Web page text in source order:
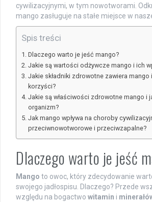
cywilizacyjnymi, w tym nowotworami.
mango zasługuje na stałe miejsce w
Spis treści
Dlaczego warto je jeść mango?
Jakie są wartości odżywcze mango i ich
Jakie składniki zdrowotne zawiera mango
korzyści?
Jakie są właściwości zdrowotne mango i
organizm?
Jak mango wpływa na choroby
przeciwnowotworowe i przeciwzapalne?
Dlaczego warto je jeść
Mango to owoc, który zdecydowanie
swojego jadłospisu. Dlaczego? Przede
względu na bogactwo witamin i